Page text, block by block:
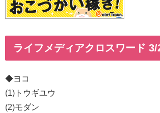
ライフメディアクロスワード 3/
◆ヨコ
(1)トウギユウ
(2)モダン